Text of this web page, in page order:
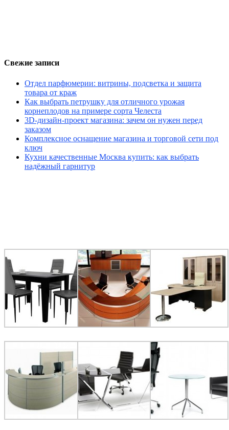
Свежие записи
Отдел парфюмерии: витрины, подсветка и защита
товара от краж
Как выбрать петрушку для отличного урожая
корнеплодов на примере сорта Челеста
3D-дизайн-проект магазина: зачем он нужен перед
заказом
Комплексное оснащение магазина и торговой сети под
ключ
Кухни качественные Москва купить: как выбрать
надёжный гарнитур